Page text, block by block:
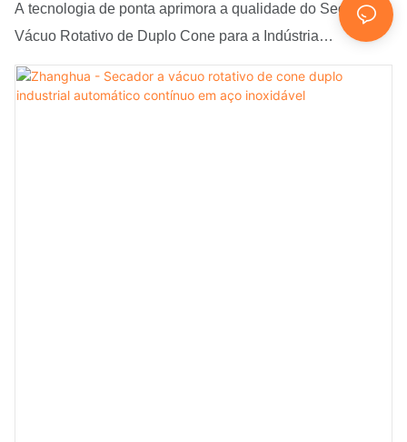
A tecnologia de ponta aprimora a qualidade do Secador a
Vácuo Rotativo de Duplo Cone para a Indústria
Farmacêutica, com preço competitivo. Por isso, o produto
já vem sendo utilizado em uma ampla variedade de